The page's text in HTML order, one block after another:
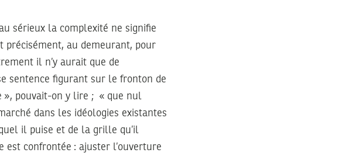
sérieux la complexité ne signifie
précisément, au demeurant, pour
il n’y aurait que de
sentence figurant sur le fronton de
», pouvait-on y lire ; « que nul
dans les idéologies existantes
il puise et de la grille qu’il
confrontée : ajuster l’ouverture